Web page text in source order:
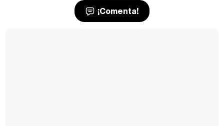
¡Comenta!